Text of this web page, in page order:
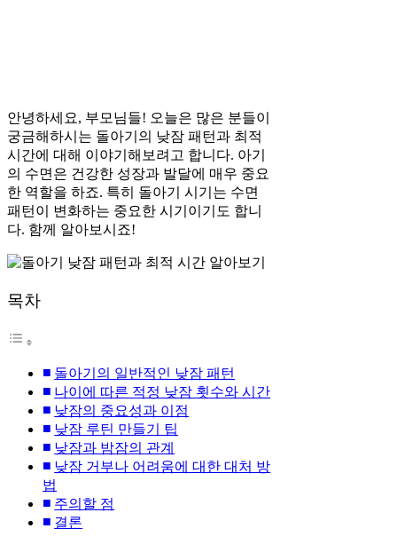
안녕하세요, 부모님들! 오늘은 많은 분들이
궁금해하시는 돌아기의 낮잠 패턴과 최적
시간에 대해 이야기해보려고 합니다. 아기
의 수면은 건강한 성장과 발달에 매우 중요
한 역할을 하죠. 특히 돌아기 시기는 수면
패턴이 변화하는 중요한 시기이기도 합니
다. 함께 알아보시죠!
목차
돌아기의 일반적인 낮잠 패턴
나이에 따른 적정 낮잠 횟수와 시간
낮잠의 중요성과 이점
낮잠 루틴 만들기 팁
낮잠과 밤잠의 관계
낮잠 거부나 어려움에 대한 대처 방
법
주의할 점
결론